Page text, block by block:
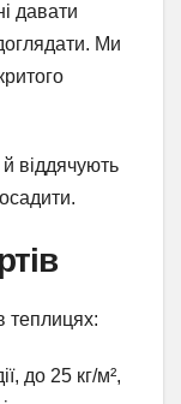
давати
Ми
й віддячують
теплицях:
до 25 кг/м²,